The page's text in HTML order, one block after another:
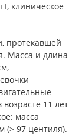
клиническое
протекавшей
Масса и длина
11 лет
масса
(> 97 центиля).